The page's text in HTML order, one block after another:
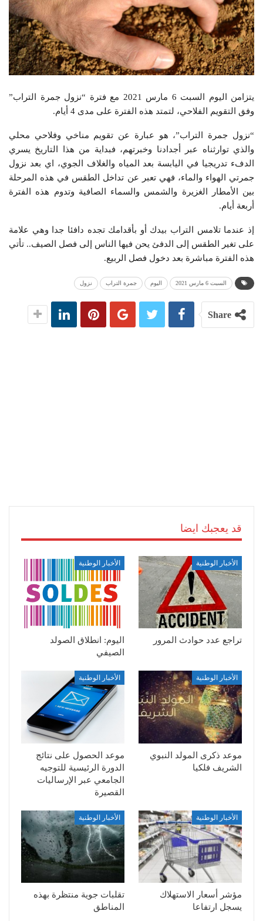
يتزامن اليوم السبت 6 مارس 2021 مع فترة “نزول جمرة التراب”
وفق التقويم الفلاحي، لتمتد هذه الفترة على مدى 4 أيام.
“نزول جمرة التراب”، هو عبارة عن تقويم مناخي وفلاحي محلي
والذي توارثناه عبر أجدادنا وخبرتهم، فبداية من هذا التاريخ يسري
الدفء تدريجيا في اليابسة بعد المياه والغلاف الجوي، اي بعد نزول
جمرتي الهواء والماء، فهي تعبر عن تداخل الطقس في هذه المرحلة
بين الأمطار الغزيرة والشمس والسماء الصافية وتدوم هذه الفترة
أربعة أيام.
إذ عندما تلامس التراب بيدك أو بأقدامك تجده دافئا جدا وهي علامة
على تغير الطقس إلى الدفئ يحن فيها الناس إلى فصل الصيف.. تأتي
هذه الفترة مباشرة بعد دخول فصل الربيع.
السبت 6 مارس 2021 اليوم جمرة التراب نزول
Share
قد يعجبك ايضا
الأخبار الوطنية
تراجع عدد حوادث المرور
الأخبار الوطنية
اليوم: انطلاق الصولد
الصيفي
الأخبار الوطنية
موعد ذكرى المولد النبوي
الشريف فلكيا
الأخبار الوطنية
موعد الحصول على نتائج
الدورة الرئيسية للتوجيه
الجامعي عبر الإرساليات
القصيرة
الأخبار الوطنية
مؤشر أسعار الاستهلاك
يسجل ارتفاعا
الأخبار الوطنية
تقلبات جوية منتظرة بهذه
المناطق